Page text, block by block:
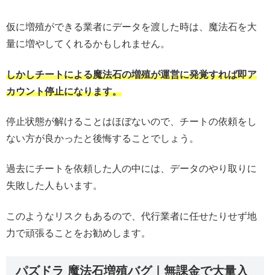
仮に増殖ができる業者にデータを渡した時は、魔法石を大
量に増やしてくれるかもしれません。
しかしチートによる魔法石の増殖が運営に発覚すれば即ア
カウント停止になります。
停止状態が解けることはほぼないので、チートの依頼をし
ない方が良かったと後悔することでしょう。
過去にチートを依頼した人の中には、データのやり取りに
失敗した人もいます。
このようなリスクもあるので、代行業者に任せたりせず地
力で頑張ることをお勧めします。
パズドラ 魔法石増殖バグ｜無課金で大量入